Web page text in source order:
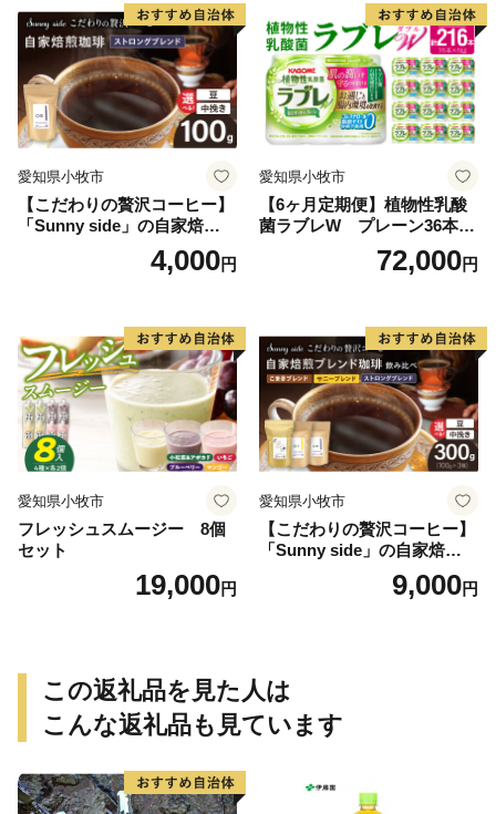
愛知県小牧市
【こだわりの贅沢コーヒー】
「Sunny side」の自家焙煎珈
琲ストロングブレンド（100
4,000円
愛知県小牧市
【6ヶ月定期便】植物性乳酸
菌ラブレW プレーン36本
72,000円
愛知県小牧市
フレッシュスムージー 8個
セット
19,000円
愛知県小牧市
【こだわりの贅沢コーヒー】
「Sunny side」の自家焙煎珈
琲ブレンド珈琲飲み比べセッ
9,000円
この返礼品を見た人は
こんな返礼品も見ています